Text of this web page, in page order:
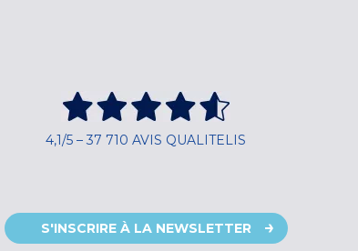
4,1/5 – 37 710 AVIS QUALITELIS
S'INSCRIRE À LA NEWSLETTER